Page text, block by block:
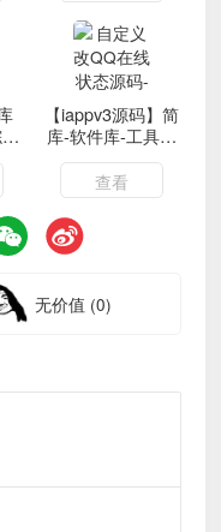
【iappv3源码】简
库-软件库-工具箱
综合源码
查看
无价值 (0)